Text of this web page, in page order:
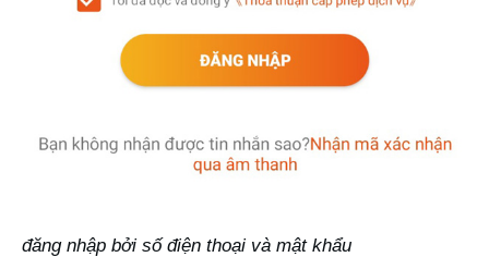
đăng nhập bởi số điện thoại và mật khẩu